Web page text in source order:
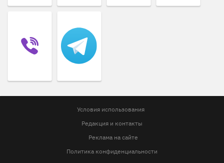
Условия использования
Редакция и контакты
Реклама на сайте
Политика конфиденциальности